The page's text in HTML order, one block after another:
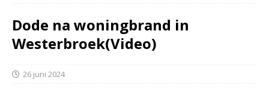
Dode na woningbrand in
Westerbroek(Video)
26 juni 2024